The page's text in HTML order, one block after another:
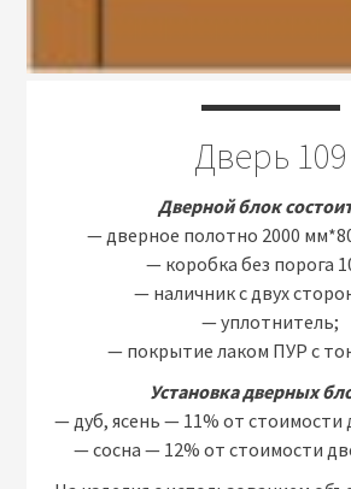
Дверь 109
Дверной блок
— дверное полотно 2000
— коробка без порога
— наличник с двух
— уплотнитель;
— покрытие лаком ПУР с
Установка дверных
— дуб, ясень — 11% от стоимости
— сосна — 12% от стоимости